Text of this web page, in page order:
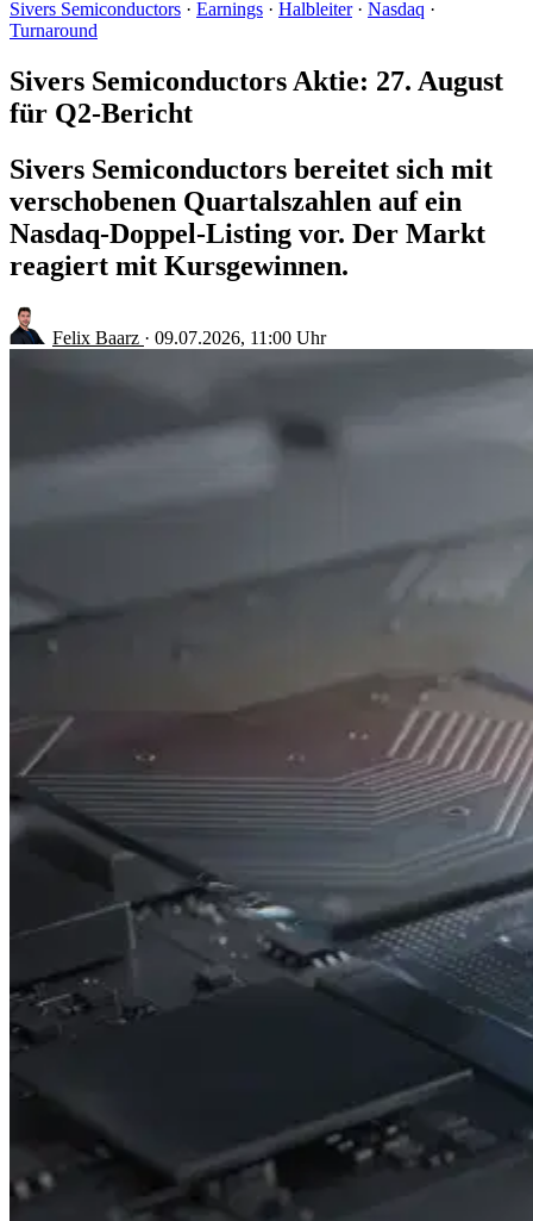
Sivers Semiconductors · Earnings · Halbleiter · Nasdaq ·
Turnaround
Sivers Semiconductors Aktie: 27. August
für Q2-Bericht
Sivers Semiconductors bereitet sich mit
verschobenen Quartalszahlen auf ein
Nasdaq-Doppel-Listing vor. Der Markt
reagiert mit Kursgewinnen.
Felix Baarz · 09.07.2026, 11:00 Uhr